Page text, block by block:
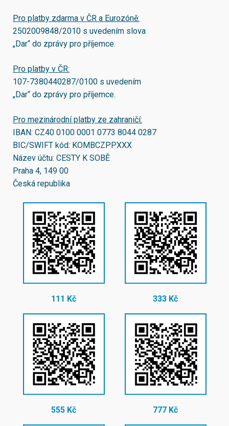
Pro platby zdarma v ČR a Eurozóně:
2502009848/2010 s uvedením slova
„Dar“ do zprávy pro příjemce.
Pro platby v ČR:
107-7380440287/0100 s uvedením
„Dar“ do zprávy pro příjemce.
Pro mezinárodní platby ze zahraničí:
IBAN: CZ40 0100 0001 0773 8044 0287
BIC/SWIFT kód: KOMBCZPPXXX
Název účtu: CESTY K SOBĚ
Praha 4, 149 00
Česká republika
111 Kč 333 Kč
555 Kč 777 Kč